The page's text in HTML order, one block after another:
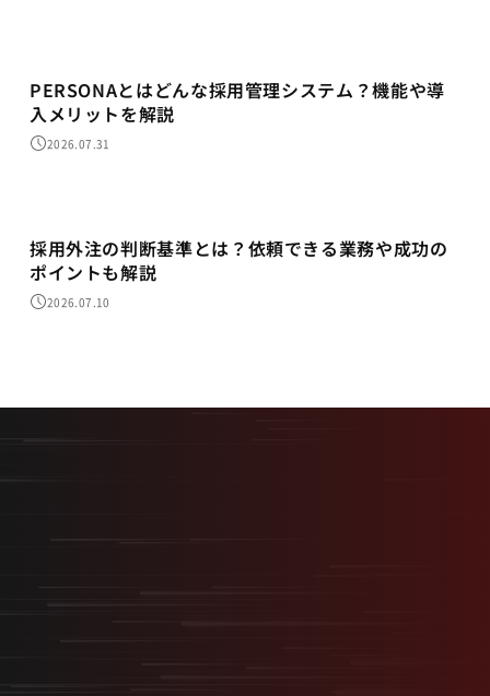
PERSONAとはどんな採用管理システム？機能や導
入メリットを解説
2026.07.31
採用外注の判断基準とは？依頼できる業務や成功の
ポイントも解説
2026.07.10